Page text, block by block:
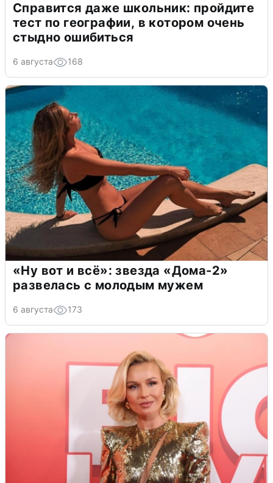
Справится даже школьник: пройдите
тест по географии, в котором очень
стыдно ошибиться
6 августа 168
«Ну вот и всё»: звезда «Дома-2»
развелась с молодым мужем
6 августа 173